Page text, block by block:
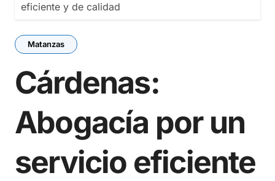
eficiente y de calidad
Matanzas
Cárdenas:
Abogacía por un
servicio eficiente